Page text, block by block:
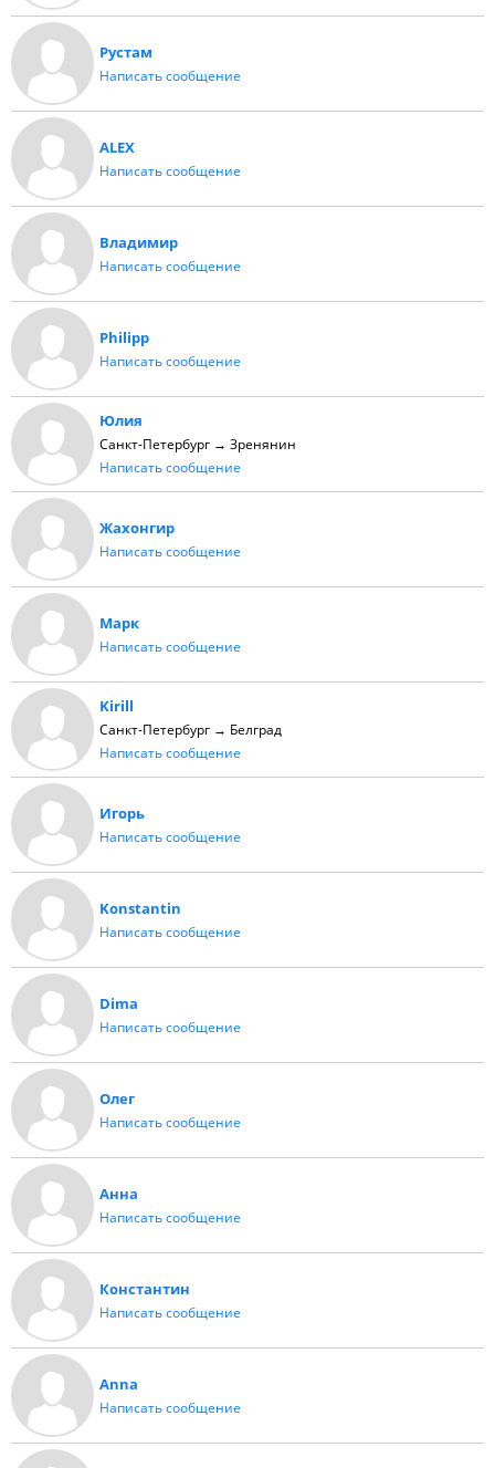
Рустам
Написать сообщение
ALEX
Написать сообщение
Владимир
Написать сообщение
Philipp
Написать сообщение
Юлия
Санкт-Петербург → Зренянин
Написать сообщение
Жахонгир
Написать сообщение
Марк
Написать сообщение
Kirill
Санкт-Петербург → Белград
Написать сообщение
Игорь
Написать сообщение
Konstantin
Написать сообщение
Dima
Написать сообщение
Олег
Написать сообщение
Анна
Написать сообщение
Константин
Написать сообщение
Anna
Написать сообщение